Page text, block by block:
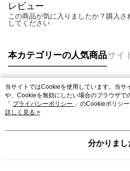
レビュー
この商品が気に入りましたか？購入
してください
本カテゴリーの人気商品サイ
人気タグ
当サイトではCookieを使用しています。当サ
や、Cookieを無効にしたい場合のブラウザで
「 プライバシーポリシー 」のCookieポリシ
が、当サイトを引き続き使用される場合、当
詳しく見る >
分かりまし